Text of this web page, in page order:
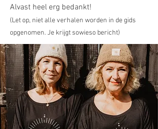
Alvast heel erg bedankt!
(Let op, niet alle verhalen worden in de gids
opgenomen. Je krijgt sowieso bericht)